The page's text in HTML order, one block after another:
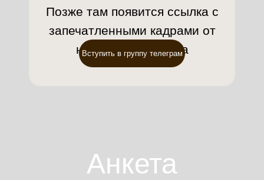
Позже там появится ссылка с
запечатленными кадрами от
нашего фотографа
Вступить в группу телеграм
Анкета